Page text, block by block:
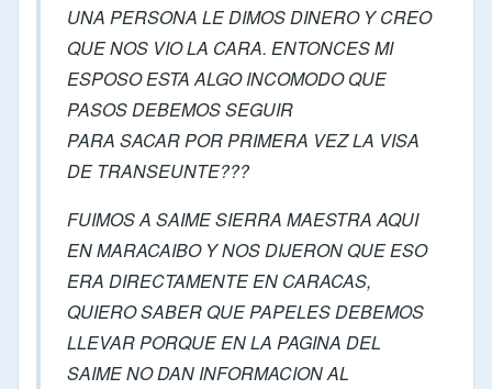
UNA PERSONA LE DIMOS DINERO Y CREO
QUE NOS VIO LA CARA. ENTONCES MI
ESPOSO ESTA ALGO INCOMODO QUE
PASOS DEBEMOS SEGUIR
PARA SACAR POR PRIMERA VEZ LA VISA
DE TRANSEUNTE???
FUIMOS A SAIME SIERRA MAESTRA AQUI
EN MARACAIBO Y NOS DIJERON QUE ESO
ERA DIRECTAMENTE EN CARACAS,
QUIERO SABER QUE PAPELES DEBEMOS
LLEVAR PORQUE EN LA PAGINA DEL
SAIME NO DAN INFORMACION AL